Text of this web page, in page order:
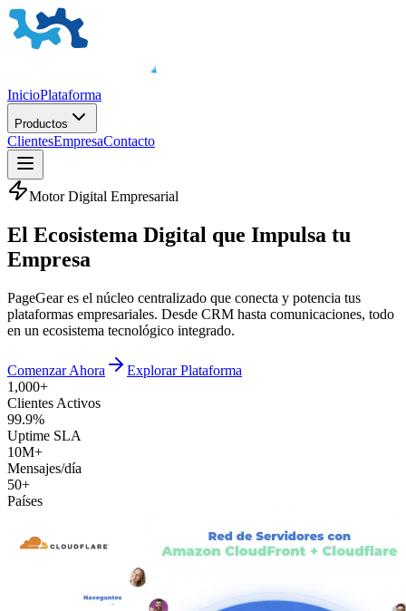
InicioPlataforma
Productos
ClientesEmpresaContacto
Motor Digital Empresarial
El Ecosistema Digital que Impulsa tu
Empresa
PageGear es el núcleo centralizado que conecta y potencia tus
plataformas empresariales. Desde CRM hasta comunicaciones, todo
en un ecosistema tecnológico integrado.
Comenzar Ahora
Explorar Plataforma
1,000+
Clientes Activos
99.9%
Uptime SLA
10M+
Mensajes/día
50+
Países